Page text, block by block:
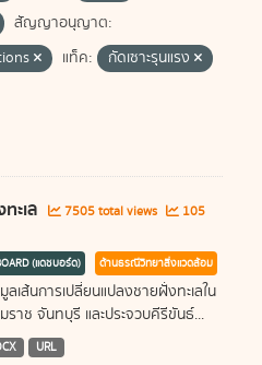
สัญญาอนุญาต:
แท็ค:
กัดเซาะรุนแรง
ะเล 7505 total views
105
(แดชบอร์ด) ด้านธรณีวิทยาสิ่งแวดล้อม
ส้นการเปลี่ยนแปลงชายฝั่งทะเลใน
าช จันทบุรี และประจวบคีรีขันธ์...
URL